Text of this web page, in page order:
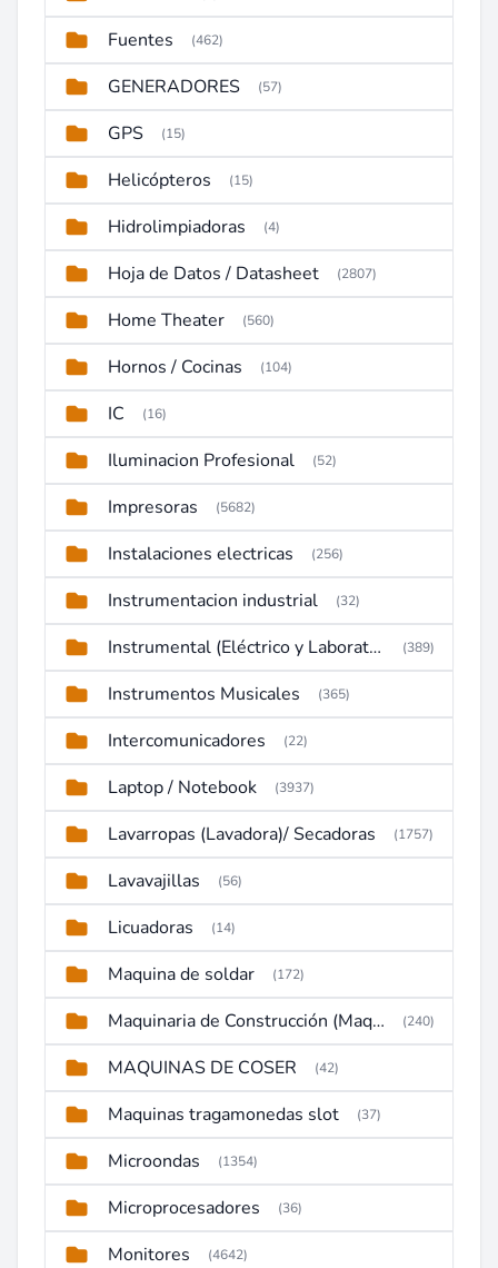
Fuentes (462)
GENERADORES (57)
GPS (15)
Helicópteros (15)
Hidrolimpiadoras (4)
Hoja de Datos / Datasheet (2807)
Home Theater (560)
Hornos / Cocinas (104)
IC (16)
Iluminacion Profesional (52)
Impresoras (5682)
Instalaciones electricas (256)
Instrumentacion industrial (32)
Instrumental (Eléctrico y Laboratorio) (389)
Instrumentos Musicales (365)
Intercomunicadores (22)
Laptop / Notebook (3937)
Lavarropas (Lavadora)/ Secadoras (1757)
Lavavajillas (56)
Licuadoras (14)
Maquina de soldar (172)
Maquinaria de Construcción (Maquinaria Pesada) (240)
MAQUINAS DE COSER (42)
Maquinas tragamonedas slot (37)
Microondas (1354)
Microprocesadores (36)
Monitores (4642)